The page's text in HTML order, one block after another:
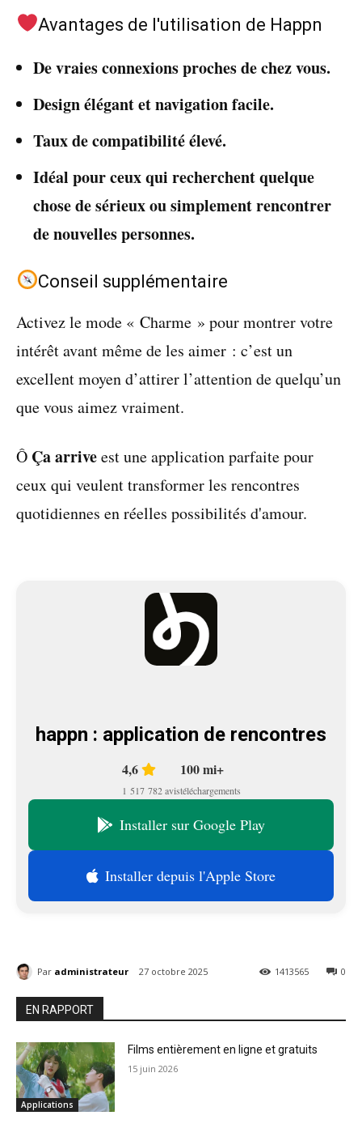
Avantages de l'utilisation de Happn
De vraies connexions proches de chez vous.
Design élégant et navigation facile.
Taux de compatibilité élevé.
Idéal pour ceux qui recherchent quelque
chose de sérieux ou simplement rencontrer
de nouvelles personnes.
Conseil supplémentaire
Activez le mode « Charme » pour montrer votre
intérêt avant même de les aimer : c’est un
excellent moyen d’attirer l’attention de quelqu’un
que vous aimez vraiment.
Ô Ça arriveest une application parfaite pour
ceux qui veulent transformer les rencontres
quotidiennes en réelles possibilités d'amour.
happn : application de rencontres
4,6
1 517 782 avis
100 mi+
téléchargements
Installer sur Google Play
Installer depuis l'Apple Store
0
1413565
Par administrateur 27 octobre 2025
EN RAPPORT
Applications
Films entièrement en ligne et gratuits
15 juin 2026